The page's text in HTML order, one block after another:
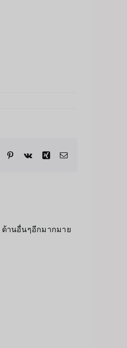
Tumblr Pinterest
Vk Xing Email
านอื่นๆอีกมากมาย